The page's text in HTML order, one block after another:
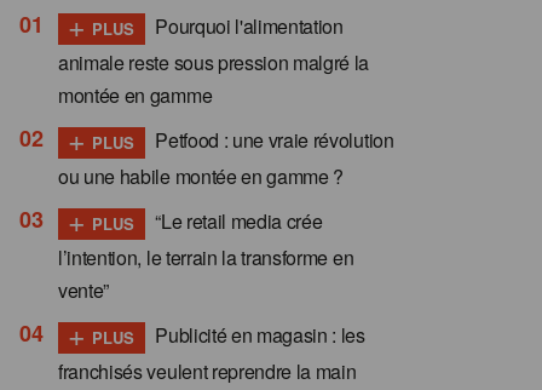
+ PLUS
Pourquoi l'alimentation
animale reste sous pression malgré la
montée en gamme
+ PLUS
Petfood : une vraie révolution
ou une habile montée en gamme ?
+ PLUS
“Le retail media crée
l’intention, le terrain la transforme en
vente”
+ PLUS
Publicité en magasin : les
franchisés veulent reprendre la main